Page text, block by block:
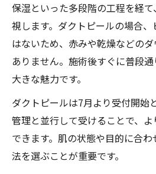
保湿といった多段階の工程を経
視します。ダクトピールの場合
はないため、赤みや乾燥などの
ありません。施術後すぐに普段
大きな魅力です。
ダクトピールは7月より受付開始
管理と並行して受けることで、
できます。肌の状態や目的に合
法を選ぶことが重要です。